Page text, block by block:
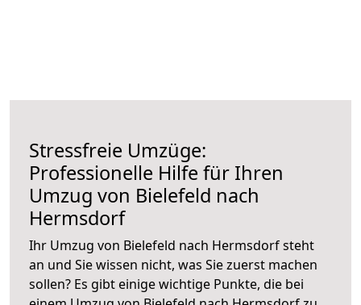
Stressfreie Umzüge:
Professionelle Hilfe für Ihren
Umzug von Bielefeld nach
Hermsdorf
Ihr Umzug von Bielefeld nach Hermsdorf steht
an und Sie wissen nicht, was Sie zuerst machen
sollen? Es gibt einige wichtige Punkte, die bei